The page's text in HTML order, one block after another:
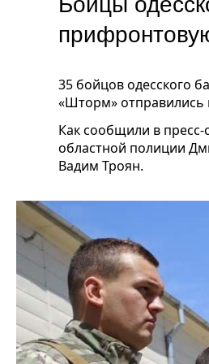
35 бойцов одесского
«Шторм» отправились
Как сообщили в
областной полиции
Вадим Троян.